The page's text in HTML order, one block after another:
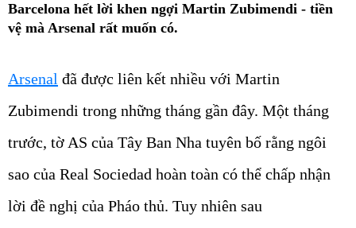
Barcelona hết lời khen ngợi Martin Zubimendi - tiền
vệ mà Arsenal rất muốn có.
Arsenal đã được liên kết nhiều với Martin
Zubimendi trong những tháng gần đây. Một tháng
trước, tờ AS của Tây Ban Nha tuyên bố rằng ngôi
sao của Real Sociedad hoàn toàn có thể chấp nhận
lời đề nghị của Pháo thủ. Tuy nhiên sau